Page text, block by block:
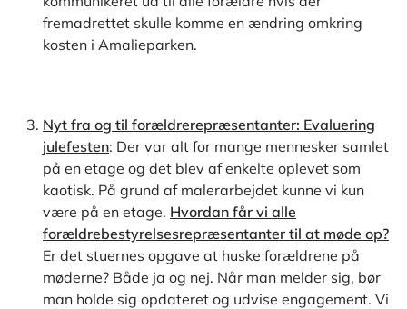
fremadrettet skulle komme en ændring omkring
kosten i Amalieparken.
Nyt fra og til forældrerepræsentanter: Evaluering
julefesten: Der var alt for mange mennesker samlet
på en etage og det blev af enkelte oplevet som
kaotisk. På grund af malerarbejdet kunne vi kun
være på en etage. Hvordan får vi alle
forældrebestyrelsesrepræsentanter til at møde op?
Er det stuernes opgave at huske forældrene på
møderne? Både ja og nej. Når man melder sig, bør
man holde sig opdateret og udvise engagement. Vi